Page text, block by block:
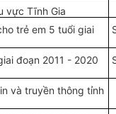
vực Tĩnh Gia
trẻ em 5 tuổi giai
đoạn 2011 - 2020
và truyền thông tỉnh